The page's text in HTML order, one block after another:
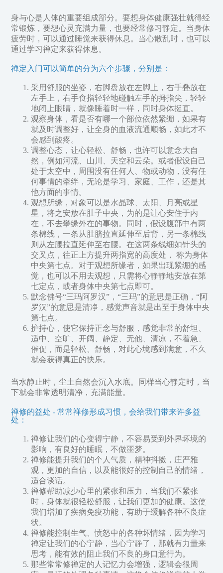
身与心是人体的重要组成部分。要想身体健康强壮就得经
常锻炼，要想心灵充满力量，也要经常修习静定。当身体
疲劳时，可以通过睡觉来获得休息。当心散乱时，也可以
通过学习禅定来获得休息。
禅定入门可以简单的分为六个步骤，分别是：
采用舒服的坐姿，右脚盘放在左脚上，右手叠放在
左手上，右手食指轻轻地碰触左手的拇指尖，轻轻
地闭上眼睛，就像睡着时一样，同时身体挺直。
观察身体，看是否有哪一个部位依然紧绷，如果有
就及时调整好，让全身的血液流通顺畅，如此才不
会感到酸疼。
调整心态，让心轻松、舒畅，也许可以意念大自
然，例如河流、山川、天空和云朵。或者假设自己
处于太空中，周围没有任何人、物或动物，没有任
何事情的牵绊，无论是学习、家庭、工作，还是其
他方面的事情。
观想所缘，对象可以是水晶球、太阳、月亮或星
星，将之安放在肚子中央，为的是让心安住于内
在，不去攀缘外在的事物。同时，假设腹部中有两
条棉线，一条从肚脐拉直延伸至后背，另一条棉线
则从左腰拉直延伸至右腰。在这两条线细如针头的
交叉点，往正上方提升两指宽的高度处， 称为身体
中央第七点。对于观想所缘者，如果出现紧绷的感
觉，也可以不用去观想，只需将心静静地安放在第
七定点，或者身体中央第七点即可。
默念佛号“三玛阿罗汉”，“三玛”的意思是正确，“阿
罗汉”的意思是清净，感觉声音就是出至于身体中央
第七点。
护持心，使它保持正念与舒服，感觉非常的舒坦、
适中、空旷、开阔、静定、无他、清凉，不着急、
催促，而是轻松、舒畅，对此心境感到满意，不久
就会获得真正的快乐。
当水静止时，尘土自然会沉入水底。同样当心静定时，当
下就会非常透明清净，充满能量。
禅修的益处 - 常常禅修形成习惯，会给我们带来许多益
处：
禅修让我们的心变得宁静，不容易受到外界坏境的
影响，有良好的睡眠，不做噩梦。
禅修能提升我们的个人气质，精神抖擞，庄严雅
观，更加的自信，以及能很好的控制自己的情绪，
适合谈话。
禅修帮助减少心里的紧张和压力，当我们不紧张
时，身体就很轻松舒服，让我们更加的健康。这使
我们增加了疾病免疫功能，有助于缓解各种不良症
状。
禅修能控制生气、愤怒中的各种坏情绪，因为学习
禅定让我们的心宁静，当心宁静了，那就有力量来
思考，能有效的阻止我们不良的身口意行为。
那些常常修禅定的人记忆力会增强，逻辑会很周